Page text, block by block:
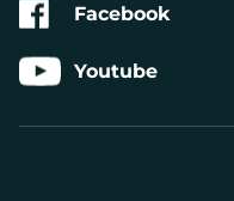
Facebook
Youtube